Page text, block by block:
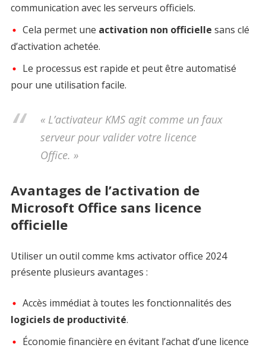
communication avec les serveurs officiels.
Cela permet une activation non officielle sans clé
d’activation achetée.
Le processus est rapide et peut être automatisé
pour une utilisation facile.
« L’activateur KMS agit comme un faux
serveur pour valider votre licence
Office. »
Avantages de l’activation de
Microsoft Office sans licence
officielle
Utiliser un outil comme kms activator office 2024
présente plusieurs avantages :
Accès immédiat à toutes les fonctionnalités des
logiciels de productivité.
Économie financière en évitant l’achat d’une licence